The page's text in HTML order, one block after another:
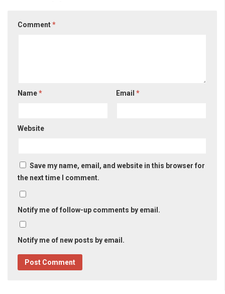
Comment*
Name* Email*
Website
Save my name, email, and website in this browser for
the next time I comment.
Notify me of follow-up comments by email.
Notify me of new posts by email.